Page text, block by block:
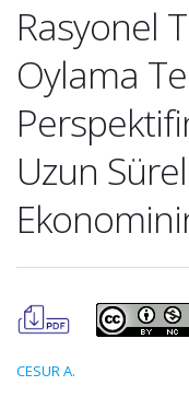
Rasyonel
Oylama
Uzun
CESUR A.